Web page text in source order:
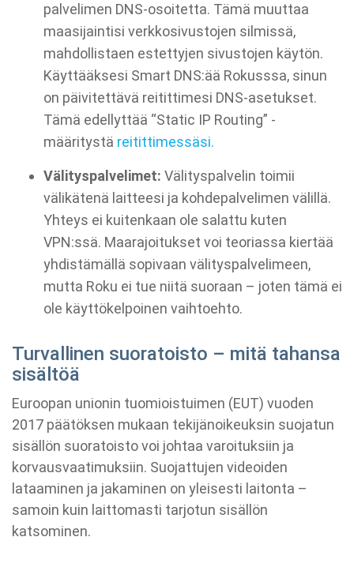
palvelimen DNS-osoitetta. Tämä muuttaa
maasijaintisi verkkosivustojen silmissä,
mahdollistaen estettyjen sivustojen käytön.
Käyttääksesi Smart DNS:ää Rokusssa, sinun
on päivitettävä reitittimesi DNS-asetukset.
Tämä edellyttää “Static IP Routing” -
määritystä reitittimessäsi.
Välityspalvelimet: Välityspalvelin toimii
välikätenä laitteesi ja kohdepalvelimen välillä.
Yhteys ei kuitenkaan ole salattu kuten
VPN:ssä. Maarajoitukset voi teoriassa kiertää
yhdistämällä sopivaan välityspalvelimeen,
mutta Roku ei tue niitä suoraan – joten tämä ei
ole käyttökelpoinen vaihtoehto.
Turvallinen suoratoisto – mitä tahansa
sisältöä
Euroopan unionin tuomioistuimen (EUT) vuoden
2017 päätöksen mukaan tekijänoikeuksin suojatun
sisällön suoratoisto voi johtaa varoituksiin ja
korvausvaatimuksiin. Suojattujen videoiden
lataaminen ja jakaminen on yleisesti laitonta –
samoin kuin laittomasti tarjotun sisällön
katsominen.